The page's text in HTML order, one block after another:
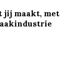
jij maakt, met